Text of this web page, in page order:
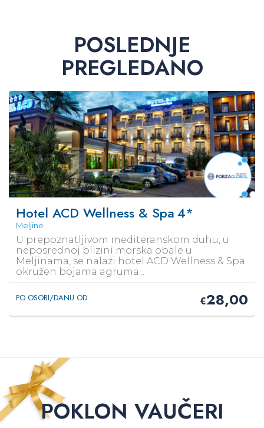
POSLEDNJE
PREGLEDANO
Hotel ACD Wellness & Spa4*
Meljine
U prepoznatljivom mediteranskom duhu, u
neposrednoj blizini morska obale u
Meljinama, se nalazi hotel ACD Wellness & Spa
okružen bojama agruma...
PO OSOBI/DANU OD €28,00
POKLON VAUČERI